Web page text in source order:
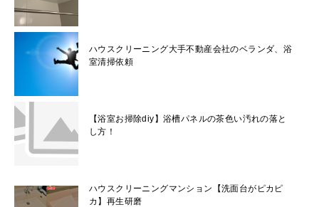
ハウスクリーニング大手不動産会社のベランダ、浴
室清掃依頼
【浴室お掃除diy】浴槽パネルの茶色い汚れの落と
し方！
ハウスクリーニングマンション【洗面台がピカピ
カ】再生研磨